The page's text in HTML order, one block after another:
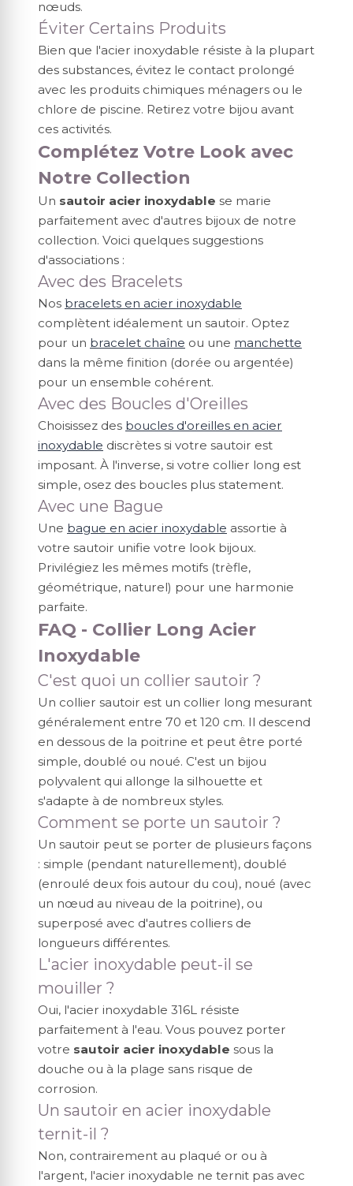
nœuds.
Éviter Certains Produits
Bien que l'acier inoxydable résiste à la plupart
des substances, évitez le contact prolongé
avec les produits chimiques ménagers ou le
chlore de piscine. Retirez votre bijou avant
ces activités.
Complétez Votre Look avec
Notre Collection
Un sautoir acier inoxydable se marie
parfaitement avec d'autres bijoux de notre
collection. Voici quelques suggestions
d'associations :
Avec des Bracelets
Nos bracelets en acier inoxydable
complètent idéalement un sautoir. Optez
pour un bracelet chaîne ou une manchette
dans la même finition (dorée ou argentée)
pour un ensemble cohérent.
Avec des Boucles d'Oreilles
Choisissez des boucles d'oreilles en acier
inoxydable discrètes si votre sautoir est
imposant. À l'inverse, si votre collier long est
simple, osez des boucles plus statement.
Avec une Bague
Une bague en acier inoxydable assortie à
votre sautoir unifie votre look bijoux.
Privilégiez les mêmes motifs (trèfle,
géométrique, naturel) pour une harmonie
parfaite.
FAQ - Collier Long Acier
Inoxydable
C'est quoi un collier sautoir ?
Un collier sautoir est un collier long mesurant
généralement entre 70 et 120 cm. Il descend
en dessous de la poitrine et peut être porté
simple, doublé ou noué. C'est un bijou
polyvalent qui allonge la silhouette et
s'adapte à de nombreux styles.
Comment se porte un sautoir ?
Un sautoir peut se porter de plusieurs façons
: simple (pendant naturellement), doublé
(enroulé deux fois autour du cou), noué (avec
un nœud au niveau de la poitrine), ou
superposé avec d'autres colliers de
longueurs différentes.
L'acier inoxydable peut-il se
mouiller ?
Oui, l'acier inoxydable 316L résiste
parfaitement à l'eau. Vous pouvez porter
votre sautoir acier inoxydable sous la
douche ou à la plage sans risque de
corrosion.
Un sautoir en acier inoxydable
ternit-il ?
Non, contrairement au plaqué or ou à
l'argent, l'acier inoxydable ne ternit pas avec